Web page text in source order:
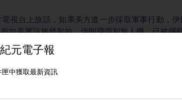
視台上放話，如果美方進一步採取軍事行動，
向美軍設施發射的，伊朗飛彈和無人機，已被攔
強烈譴責伊朗對巴林、科威特和約旦的攻擊。阿
維護自身安全與國家穩定。